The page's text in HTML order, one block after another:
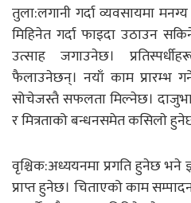
तुला:लगानी गर्दा व्यवसायमा
मिहिनेत गर्दा फाइदा उठाउन
उत्साह जगाउनेछ।
फैलाउनेछन्। नयाँ काम प्रारम्भ
सोचेजस्तै सफलता मिल्नेछ।
र मित्रताको बन्धनसमेत कसिलाे
वृश्चिक:अध्ययनमा प्रगति हुनेछ भने
प्राप्त हुनेछ। चिताएको काम